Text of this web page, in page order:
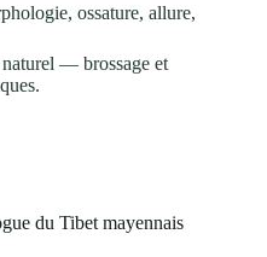
ossature, allure,
naturel — brossage et
du Tibet mayennais